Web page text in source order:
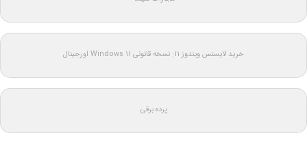
خرید لایسنس ویندوز 11: نسخه قانونی Windows 11 اورجینال
پرده برقی